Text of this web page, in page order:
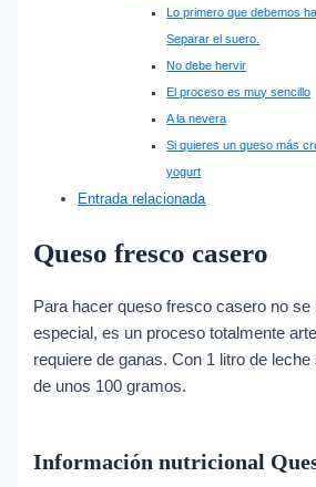
Lo primero que debemos
Separar el suero.
No debe hervir
El proceso es muy sencillo
A la nevera
Si quieres un queso más
yogurt
Entrada relacionada
Queso fresco casero
Para hacer queso fresco casero no se
especial, es un proceso totalmente
requiere de ganas. Con 1 litro de
de unos 100 gramos.
Información nutricional